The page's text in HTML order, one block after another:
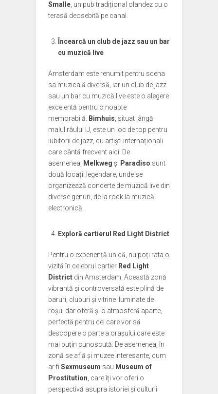
Smalle , un pub tradițional olandez cu o
terasă deosebită pe canal.
Încearcă un club de jazz sau un bar
cu muzică live
Amsterdam este renumit pentru scena
sa muzicală diversă, iar un club de jazz
sau un bar cu muzică live este o alegere
excelentă pentru o noapte
memorabilă.
Bimhuis , situat lângă
malul râului IJ, este un loc de top pentru
iubitorii de jazz, cu artiști internaționali
care cântă frecvent aici. De
asemenea,
Melkweg și Paradiso sunt
două locații legendare, unde se
organizează concerte de muzică live din
diverse genuri, de la rock la muzică
electronică.
Exploră cartierul Red Light District
Pentru o experiență unică, nu poți rata o
vizită în celebrul cartier Red Light
District din Amsterdam. Această zonă
vibrantă și controversată este plină de
baruri, cluburi și vitrine iluminate de
roșu, dar oferă și o atmosferă aparte,
perfectă pentru cei care vor să
descopere o parte a orașului care este
mai puțin cunoscută. De asemenea, în
zonă se află și muzee interesante, cum
ar fi Sexmuseum sau Museum of
Prostitution , care îți vor oferi o
perspectivă asupra istoriei și culturii